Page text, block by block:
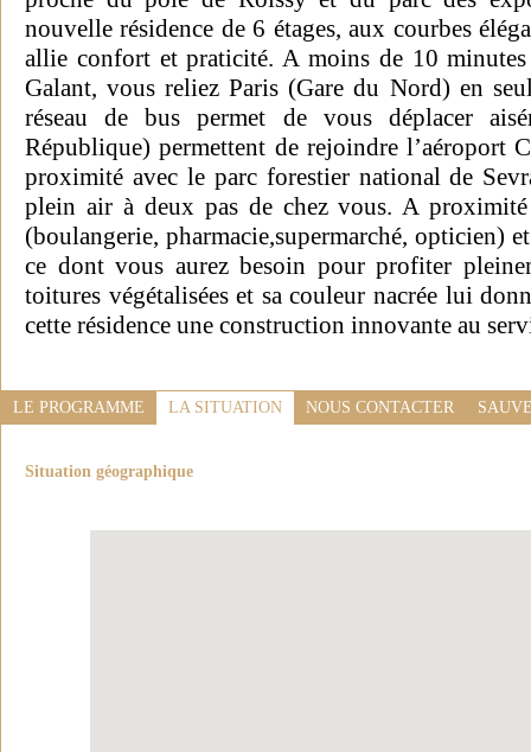
nouvelle résidence de 6 étages, aux courbes
allie confort et praticité. A moins de 10
Galant, vous reliez Paris (Gare du Nord) en
réseau de bus permet de vous déplacer
République) permettent de rejoindre l’aéroport
proximité avec le parc forestier national de
plein air à deux pas de chez vous. A proximité
(boulangerie, pharmacie,supermarché, opticien)
ce dont vous aurez besoin pour profiter
toitures végétalisées et sa couleur nacrée lui
cette résidence une construction innovante au
LE PROGRAMME LA SITUATION NOUS CONTACTER
Situation géographique